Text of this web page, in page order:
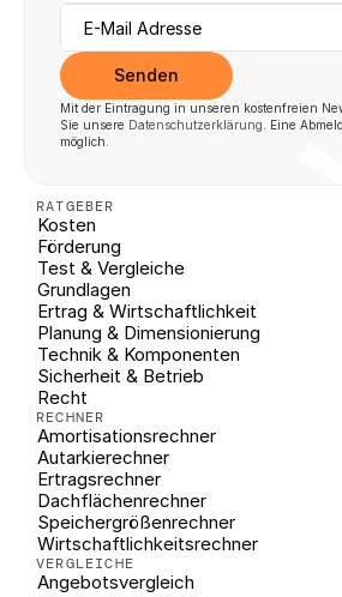
Senden
Mit der Eintragung in unseren kostenfreien
Sie unsere Datenschutzerklärung . Eine
möglich.
RATGEBER
Kosten
Förderung
Test & Vergleiche
Grundlagen
Ertrag & Wirtschaftlichkeit
Planung & Dimensionierung
Technik & Komponenten
Sicherheit & Betrieb
Recht
RECHNER
Amortisationsrechner
Autarkierechner
Ertragsrechner
Dachflächenrechner
Speichergrößenrechner
Wirtschaftlichkeitsrechner
VERGLEICHE
Angebotsvergleich